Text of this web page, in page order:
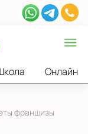
Онлайн
франшизы